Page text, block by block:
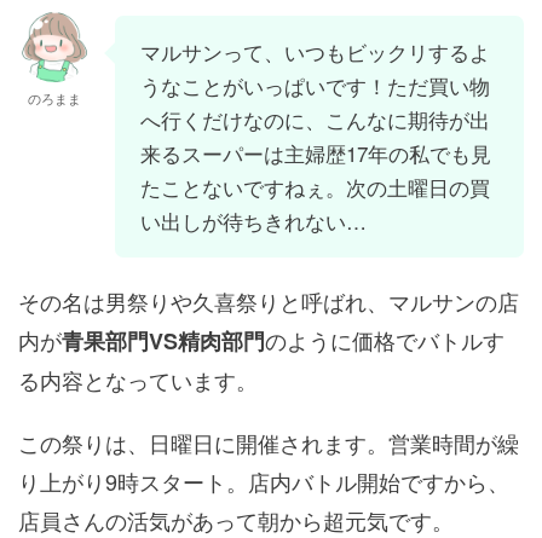
のろまま
マルサンって、いつもビックリするよ
うなことがいっぱいです！ただ買い物
へ行くだけなのに、こんなに期待が出
来るスーパーは主婦歴17年の私でも見
たことないですねぇ。次の土曜日の買
い出しが待ちきれない…
その名は男祭りや久喜祭りと呼ばれ、マルサンの店
内が青果部門VS精肉部門のように価格でバトルす
る内容となっています。
この祭りは、日曜日に開催されます。営業時間が繰
り上がり9時スタート。店内バトル開始ですから、
店員さんの活気があって朝から超元気です。